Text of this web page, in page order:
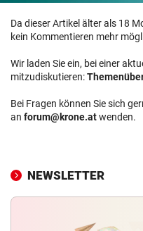
Da dieser Artikel älter als 18
kein Kommentieren mehr
Wir laden Sie ein, bei einer
mitzudiskutieren:
Bei Fragen können Sie sich
an forum@krone.atwenden.
NEWSLETTER